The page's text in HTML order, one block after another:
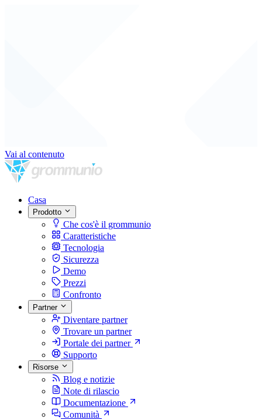
Vai al contenuto
Casa
Prodotto
Che cos'è il grommunio
Caratteristiche
Tecnologia
Sicurezza
Demo
Prezzi
Confronto
Partner
Diventare partner
Trovare un partner
Portale dei partner
Supporto
Risorse
Blog e notizie
Note di rilascio
Documentazione
Comunità